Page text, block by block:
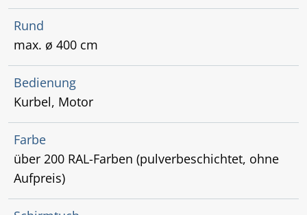
Rund
max. ø 400 cm
Bedienung
Kurbel, Motor
Farbe
über 200 RAL-Farben (pulverbeschichtet, ohne
Aufpreis)